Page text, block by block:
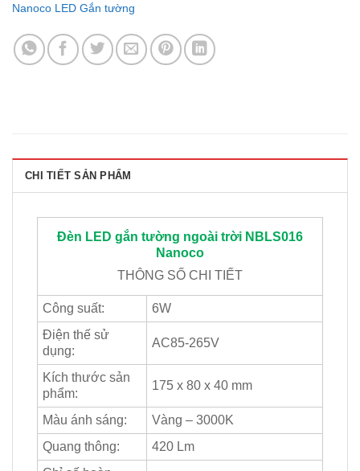
Nanoco LED Gắn tường
CHI TIẾT SẢN PHẨM
Đèn LED gắn tường ngoài trời NBLS016
Nanoco
THÔNG SỐ CHI TIẾT
Công suất:
6W
Điện thế sử
dụng:
AC85-265V
Kích thước sản
phẩm:
175 x 80 x 40 mm
Màu ánh sáng:
Vàng – 3000K
Quang thông:
420 Lm